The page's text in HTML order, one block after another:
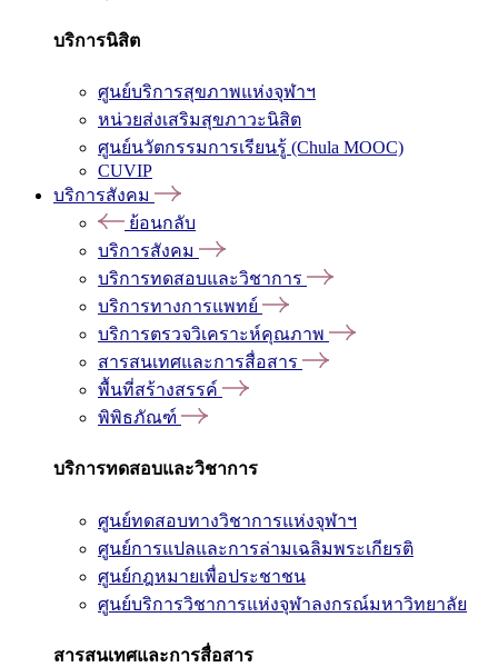
บริการนิสิต
ศูนย์บริการสุขภาพแห่งจุฬาฯ
หน่วยส่งเสริมสุขภาวะนิสิต
ศูนย์นวัตกรรมการเรียนรู้ (Chula MOOC)
CUVIP
บริการสังคม
ย้อนกลับ
บริการสังคม
บริการทดสอบและวิชาการ
บริการทางการแพทย์
บริการตรวจวิเคราะห์คุณภาพ
สารสนเทศและการสื่อสาร
พื้นที่สร้างสรรค์
พิพิธภัณฑ์
บริการทดสอบและวิชาการ
ศูนย์ทดสอบทางวิชาการแห่งจุฬาฯ
ศูนย์การแปลและการล่ามเฉลิมพระเกียรติ
ศูนย์กฎหมายเพื่อประชาชน
ศูนย์บริการวิชาการแห่งจุฬาลงกรณ์มหาวิทยาลัย
สารสนเทศและการสื่อสาร